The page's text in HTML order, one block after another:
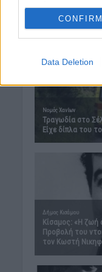
CONFIRM
Data Deletion